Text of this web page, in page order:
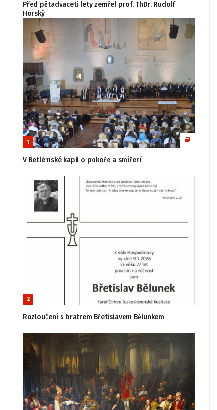
Před pětadvaceti lety zemřel prof. ThDr. Rudolf
Horský
1
V Betlémské kapli o pokoře a smíření
2
Rozloučení s bratrem Břetislavem Bělunkem